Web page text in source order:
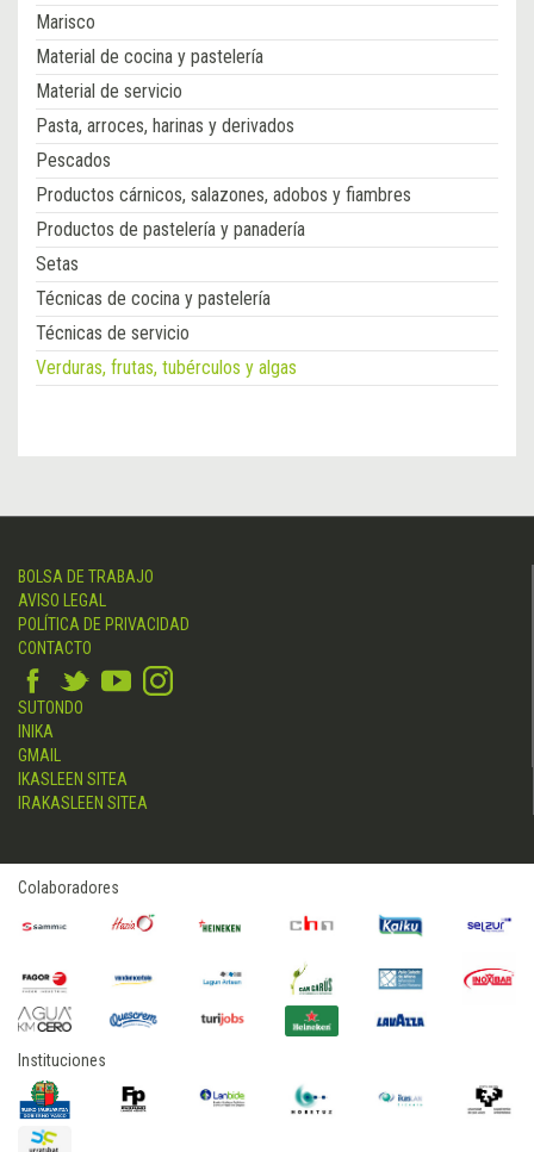
Marisco
Material de cocina y pastelería
Material de servicio
Pasta, arroces, harinas y derivados
Pescados
Productos cárnicos, salazones, adobos y fiambres
Productos de pastelería y panadería
Setas
Técnicas de cocina y pastelería
Técnicas de servicio
Verduras, frutas, tubérculos y algas
BOLSA DE TRABAJO
AVISO LEGAL
POLÍTICA DE PRIVACIDAD
CONTACTO
SUTONDO
INIKA
GMAIL
IKASLEEN SITEA
IRAKASLEEN SITEA
Colaboradores
Instituciones